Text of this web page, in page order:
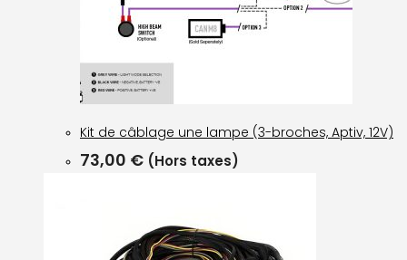
Kit de câblage une lampe (3-broches, Aptiv, 12V)
73,00 € (Hors taxes)